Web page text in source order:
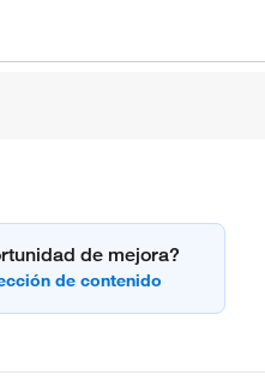
de mejora?